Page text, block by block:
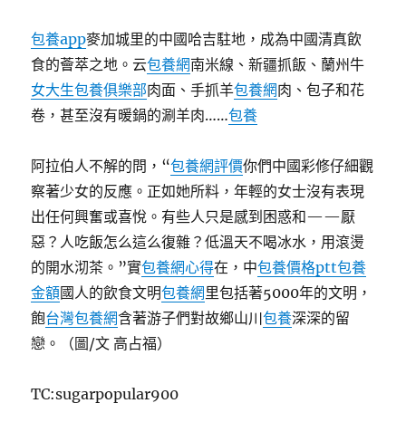
包養app麥加城里的中國哈吉駐地，成為中國清真飲
食的薈萃之地。云包養網南米線、新疆抓飯、蘭州牛
女大生包養俱樂部肉面、手抓羊包養網肉、包子和花
卷，甚至沒有暖鍋的涮羊肉……包養
阿拉伯人不解的問，“包養網評價你們中國彩修仔細觀
察著少女的反應。正如她所料，年輕的女士沒有表現
出任何興奮或喜悅。有些人只是感到困惑和——厭
惡？人吃飯怎么這么復雜？低溫天不喝冰水，用滾燙
的開水沏茶。”實包養網心得在，中包養價格ptt包養
金額國人的飲食文明包養網 里包括著5000年的文明，
飽台灣包養網含著游子們對故鄉山川包養深深的留
戀。（圖/文 高占福）
TC:sugarpopular900